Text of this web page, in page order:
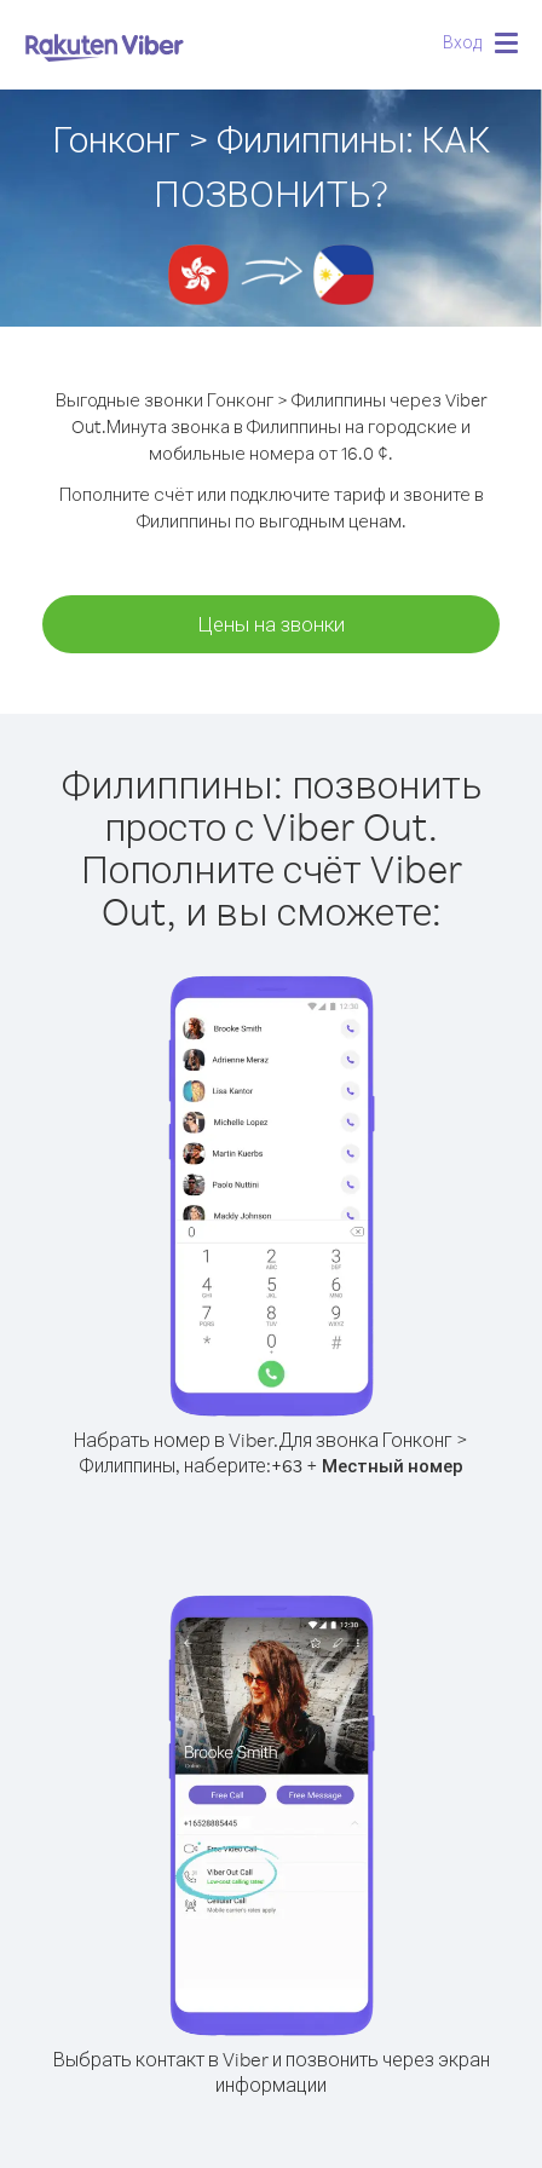
Вход
Гонконг > Филиппины: КАК
ПОЗВОНИТЬ?
Выгодные звонки Гонконг > Филиппины через Viber
Out.Минута звонка в Филиппины на городские и
мобильные номера от 16.0 ¢.
Пополните счёт или подключите тариф и звоните в
Филиппины по выгодным ценам.
Цены на звонки
Филиппины: позвонить
просто с Viber Out.
Пополните счёт Viber
Out, и вы сможете:
Набрать номер в Viber.Для звонка Гонконг >
Филиппины, наберите:+63 + Местный номер
Выбрать контакт в Viber и позвонить через экран
информации